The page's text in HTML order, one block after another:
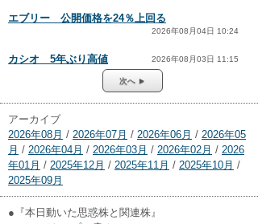
エブリー 公開価格を24％上回る
2026年08月04日 10:24
カシオ 5年ぶり高値 2026年08月03日 11:15
次へ ►
アーカイブ
2026年08月 / 2026年07月 / 2026年06月 / 2026年05
月 / 2026年04月 / 2026年03月 / 2026年02月 / 2026
年01月 / 2025年12月 / 2025年11月 / 2025年10月 /
2025年09月
●『本日動いた思惑株と関連株』